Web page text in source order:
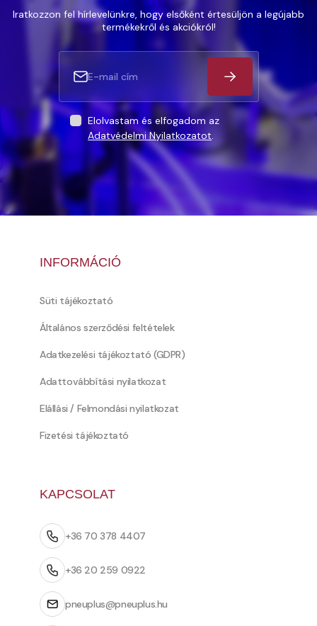
Iratkozzon fel hírlevelünkre, hogy elsőként értesüljön a legújabb
termékekről és akciókról!
Elolvastam és elfogadom az
Adatvédelmi Nyilatkozatot.
INFORMÁCIÓ
Süti tájékoztató
Általános szerződési feltételek
Adatkezelési tájékoztató (GDPR)
Adattovábbítási nyilatkozat
Elállási / Felmondási nyilatkozat
Fizetési tájékoztató
KAPCSOLAT
+36 70 378 4407
+36 20 259 0922
pneuplus@pneuplus.hu